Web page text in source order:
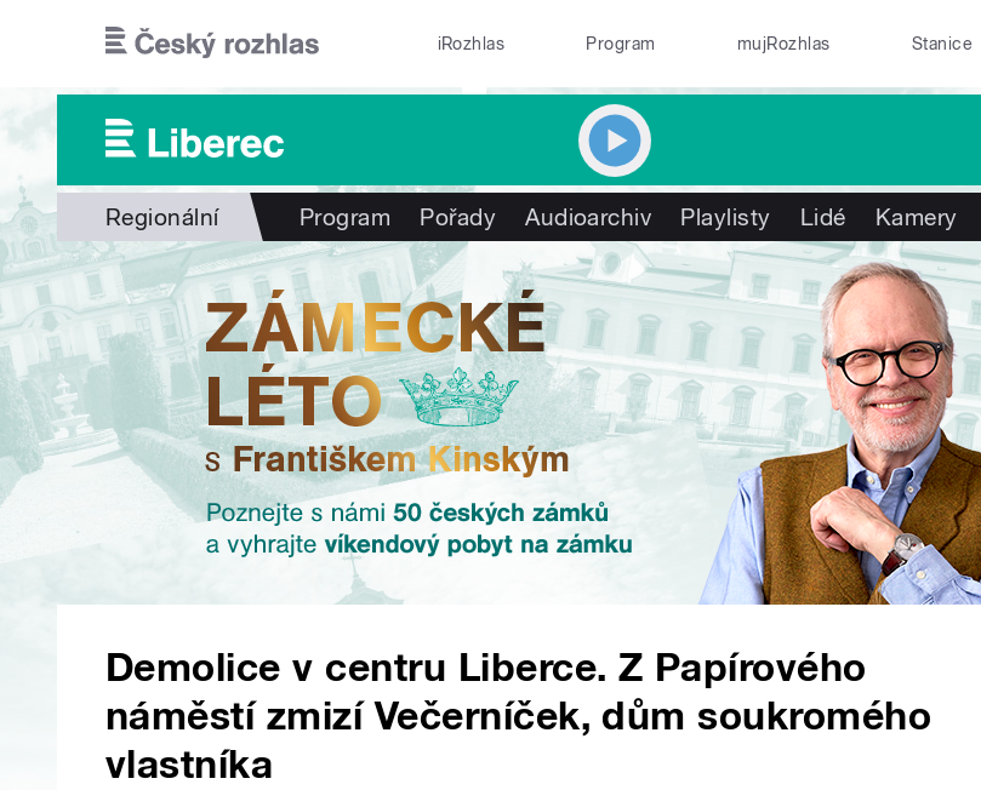
iRozhlas Program mujRozhlas Stanice
Regionální Program Pořady Audioarchiv Playlisty Lidé Kamery
Demolice v centru Liberce. Z Papírového
náměstí zmizí Večerníček, dům soukromého
vlastníka